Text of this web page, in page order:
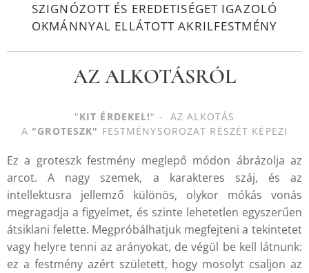
SZIGNÓZOTT ÉS EREDETISÉGET IGAZOLÓ
OKMÁNNYAL ELLÁTOTT AKRILFESTMÉNY
AZ ALKOTÁSRÓL
"KIT ÉRDEKEL!" - AZ ALKOTÁS
A "GROTESZK" FESTMÉNYSOROZAT RÉSZÉT KÉPEZI
Ez a groteszk festmény meglepő módon ábrázolja az
arcot. A nagy szemek, a karakteres száj, és az
intellektusra jellemző különös, olykor mókás vonás
megragadja a figyelmet, és szinte lehetetlen egyszerűen
átsiklani felette. Megpróbálhatjuk megfejteni a tekintetet
vagy helyre tenni az arányokat, de végül be kell látnunk:
ez a festmény azért született, hogy mosolyt csaljon az